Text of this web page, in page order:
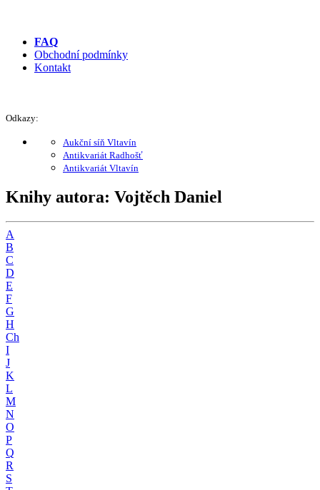
FAQ
Obchodní podmínky
Kontakt
Odkazy:
Aukční síň Vltavín
Antikvariát Radhošť
Antikvariát Vltavín
Knihy autora: Vojtěch Daniel
A
B
C
D
E
F
G
H
Ch
I
J
K
L
M
N
O
P
Q
R
S